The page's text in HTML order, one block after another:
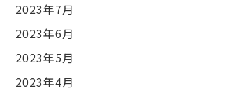
2023年7月
2023年6月
2023年5月
2023年4月